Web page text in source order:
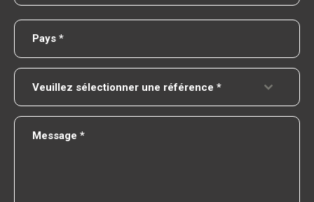
Veuillez sélectionner une référence *